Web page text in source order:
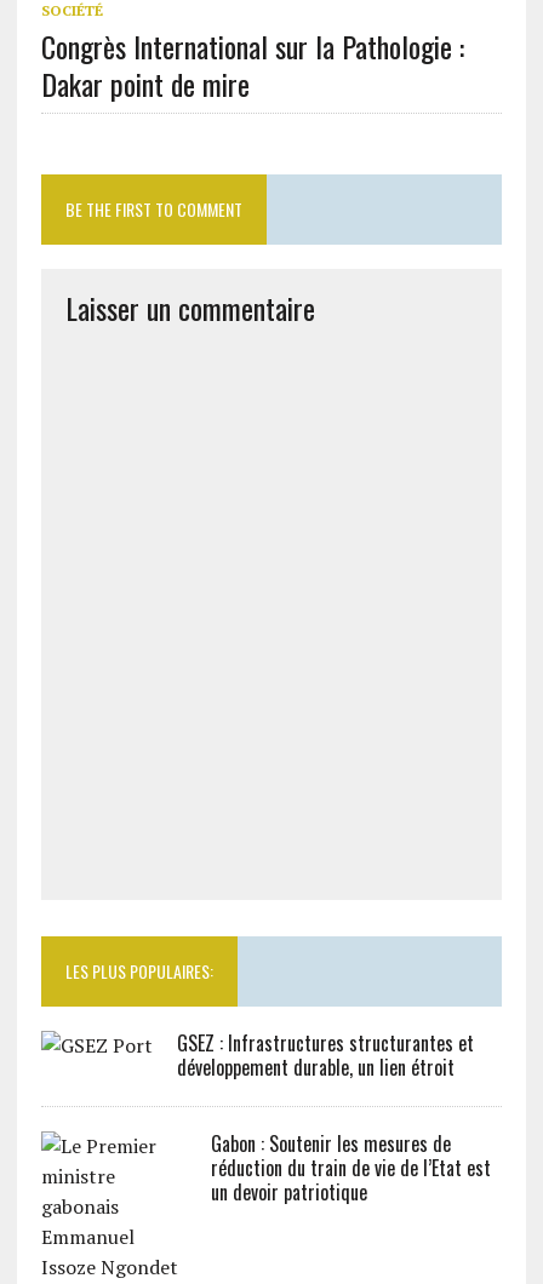
SOCIÉTÉ
Congrès International sur la Pathologie :
Dakar point de mire
BE THE FIRST TO COMMENT
Laisser un commentaire
LES PLUS POPULAIRES:
GSEZ : Infrastructures structurantes et
développement durable, un lien étroit
Gabon : Soutenir les mesures de
réduction du train de vie de l’Etat est
un devoir patriotique